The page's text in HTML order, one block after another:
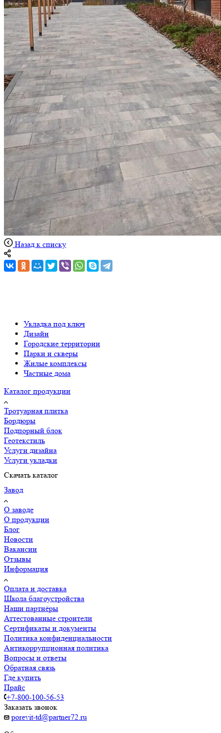
Назад к списку
Укладка под ключ
Дизайн
Городские территории
Парки и скверы
Жилые комплексы
Частные дома
Каталог продукции
Тротуарная плитка
Бордюры
Подпорный блок
Геотекстиль
Услуги дизайна
Услуги укладки
Скачать каталог
Завод
О заводе
О продукции
Блог
Новости
Вакансии
Отзывы
Информация
Оплата и доставка
Школа благоустройства
Наши партнёры
Аттестованные строители
Сертификаты и документы
Политика конфиденциальности
Антикоррупционная политика
Вопросы и ответы
Обратная связь
Где купить
Прайс
+7-800-100-56-53
Заказать звонок
porevit-td@partner72.ru